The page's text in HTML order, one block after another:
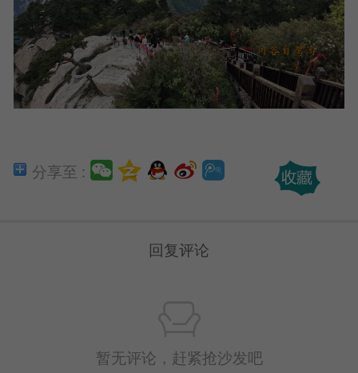
分享至 :
回复评论
暂无评论，赶紧抢沙发吧